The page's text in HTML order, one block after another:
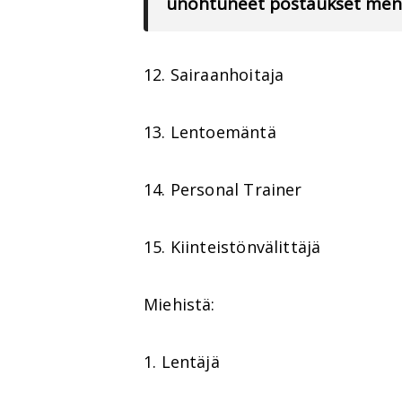
12. Sairaanhoitaja
13. Lentoemäntä
14. Personal Trainer
15. Kiinteistönvälittäjä
Miehistä:
1. Lentäjä